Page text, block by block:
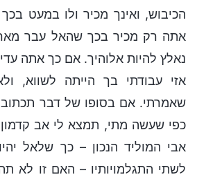
הכיבוש, ואינך מכיר ולו במעט
אתה רק מכיר בכך שהאל עבר
נאלץ להיות אלוהיך. אם כך אתה
אזי עבודתי בך הייתה לשווא,
שאמרתי. אם בסופו של דבר תכתוב
כפי שעשה מתי, תמצא לי אב
אבי המוליד הנכון – כך שלאל
לשתי התגלמויותיו – האם זו לא